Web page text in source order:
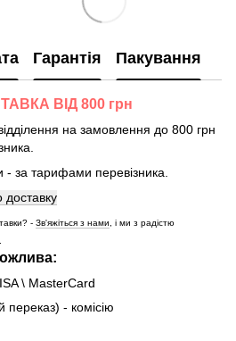
Гарантія Пакування
ВІД 800 грн
на замовлення до 800 грн
за тарифами перевізника.
доставку
- Зв'яжіться з нами, і ми з радістю
\ MasterCard
- комісію